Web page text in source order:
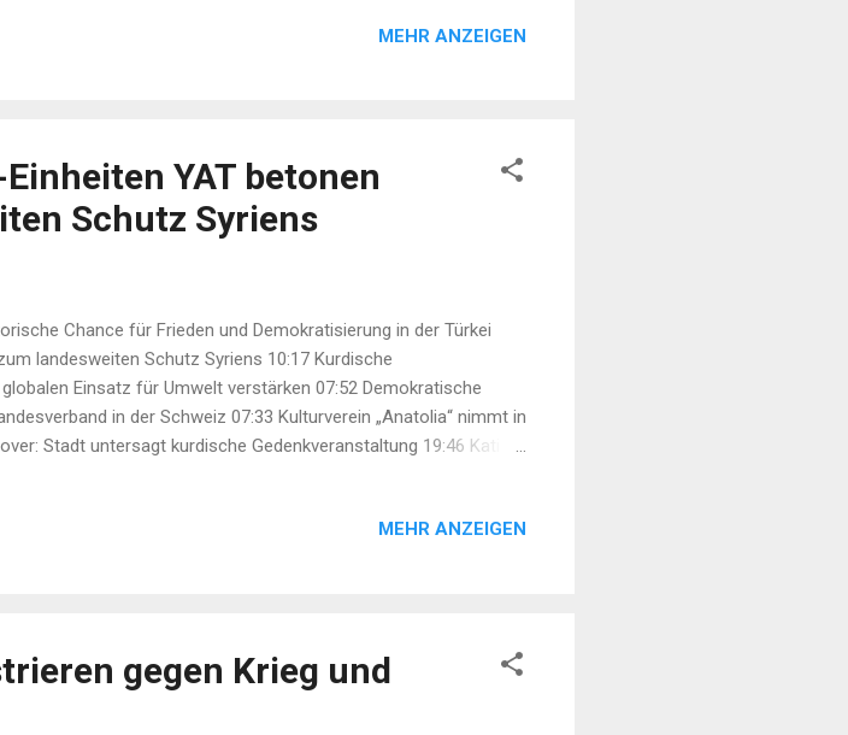
MEHR ANZEIGEN
YAT betonen
Schutz Syriens
Chance für Frieden und Demokratisierung in der Türkei
landesweiten Schutz Syriens 10:17 Kurdische
Einsatz für Umwelt verstärken 07:52 Demokratische
in der Schweiz 07:33 Kulturverein „Anatolia“ nimmt in
Stadt untersagt kurdische Gedenkveranstaltung 19:46 Kati
MEHR ANZEIGEN
gegen Krieg und